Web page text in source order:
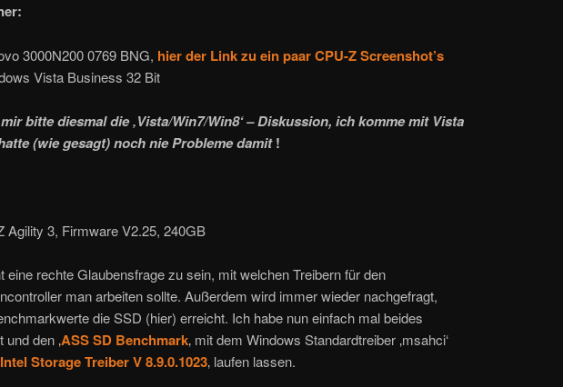
3000N200 0769 BNG, hier der Link zu ein paar CPU-Z Screenshot’s
Vista Business 32 Bit
bitte diesmal die ‚Vista/Win7/Win8‘ – Diskussion, ich komme mit Vista
(wie gesagt) noch nie Probleme damit !
Agility 3, Firmware V2.25, 240GB
eine rechte Glaubensfrage zu sein, mit welchen Treibern für den
man arbeiten sollte. Außerdem wird immer wieder nachgefragt,
die SSD (hier) erreicht. Ich habe nun einfach mal beides
und den ‚ASS SD Benchmark‚ mit dem Windows Standardtreiber ‚msahci‘
Intel Storage Treiber V 8.9.0.1023‚ laufen lassen.